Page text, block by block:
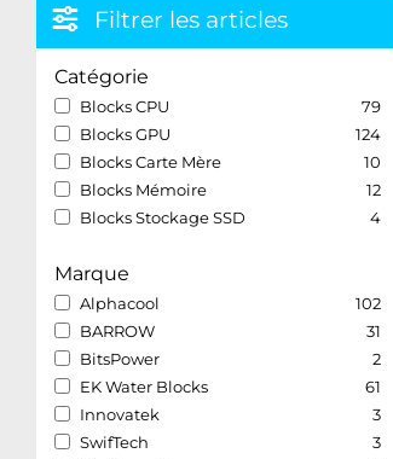
Filtrer les articles
Catégorie
Blocks CPU
79
Blocks GPU
124
Blocks Carte Mère
10
Blocks Mémoire
12
Blocks Stockage SSD
4
Marque
Alphacool
102
BARROW
31
BitsPower
2
EK Water Blocks
61
Innovatek
3
SwifTech
3